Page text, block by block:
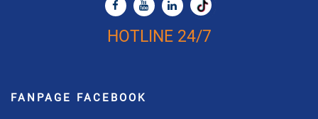
HOTLINE 24/7
FANPAGE FACEBOOK